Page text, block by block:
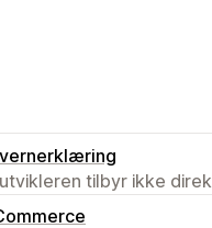
tilbyr ikke